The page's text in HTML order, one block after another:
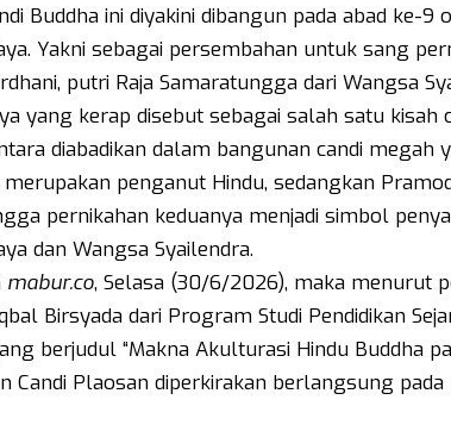
Buddha ini diyakini dibangun pada abad ke-9
Yakni sebagai persembahan untuk sang
putri Raja Samaratungga dari Wangsa
yang kerap disebut sebagai salah satu
diabadikan dalam bangunan candi megah
merupakan penganut Hindu, sedangkan
pernikahan keduanya menjadi simbol
dan Wangsa Syailendra.
mabur.co, Selasa (30/6/2026), maka menurut
Birsyada dari Program Studi Pendidikan
berjudul “Makna Akulturasi Hindu Buddha
Candi Plaosan diperkirakan berlangsung